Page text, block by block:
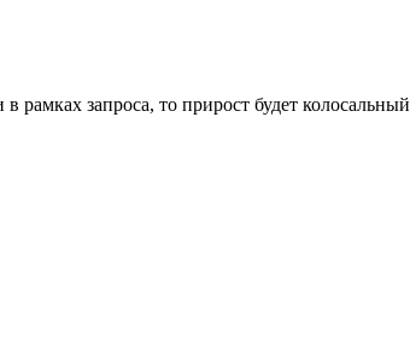
рамках запроса, то прирост будет колосальный